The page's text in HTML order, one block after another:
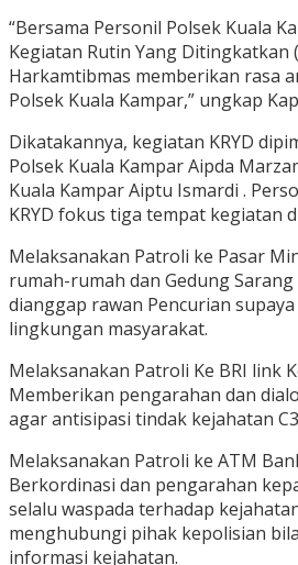
“Bersama Personil Polsek Kuala
Kegiatan Rutin Yang Ditingkatkan
Harkamtibmas memberikan rasa
Polsek Kuala Kampar,” ungkap
Dikatakannya, kegiatan KRYD
Polsek Kuala Kampar Aipda
Kuala Kampar Aiptu Ismardi .
KRYD fokus tiga tempat kegiatan
Melaksanakan Patroli ke Pasar
rumah-rumah dan Gedung
dianggap rawan Pencurian
lingkungan masyarakat.
Melaksanakan Patroli Ke BRI link
Memberikan pengarahan dan
agar antisipasi tindak kejahatan
Melaksanakan Patroli ke ATM
Berkordinasi dan pengarahan
selalu waspada terhadap
menghubungi pihak kepolisian
informasi kejahatan.